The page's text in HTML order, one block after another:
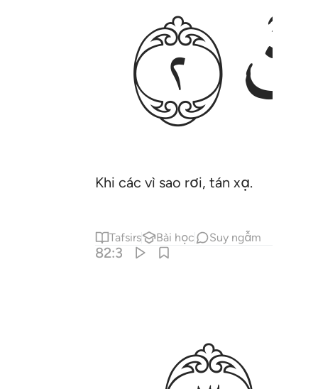
ﱈ
Khi các vì sao rơi, tán xạ.
Tafsirs Bài học Suy ngẫm
82:3